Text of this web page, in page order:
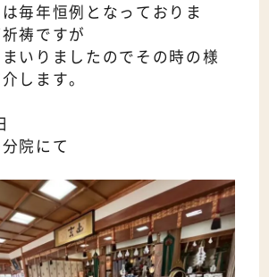
毎年恒例となっておりま
祷ですが
いりましたのでその時の様
します。
院にて